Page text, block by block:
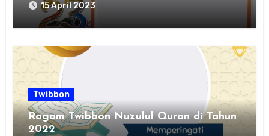
15 April 2023
Twibbon
Ragam Twibbon Nuzulul Quran di Tahun
2022